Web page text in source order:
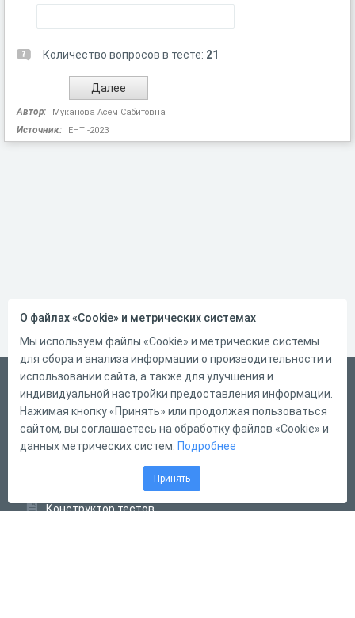
Количество вопросов в тесте: 21
Автор: Муканова Асем Сабитовна
Источник: ЕНТ -2023
Русский
Справка
Форма обратной связи
Конструктор тестов
О файлах «Cookie» и метрических системах
Мы используем файлы «Cookie» и метрические системы
для сбора и анализа информации о производительности и
использовании сайта, а также для улучшения и
индивидуальной настройки предоставления информации.
Нажимая кнопку «Принять» или продолжая пользоваться
сайтом, вы соглашаетесь на обработку файлов «Cookie» и
данных метрических систем. Подробнее
Принять